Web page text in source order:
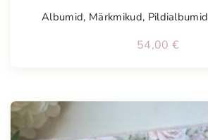
Albumid, Märkmikud, Pildialbumid
54,00 €